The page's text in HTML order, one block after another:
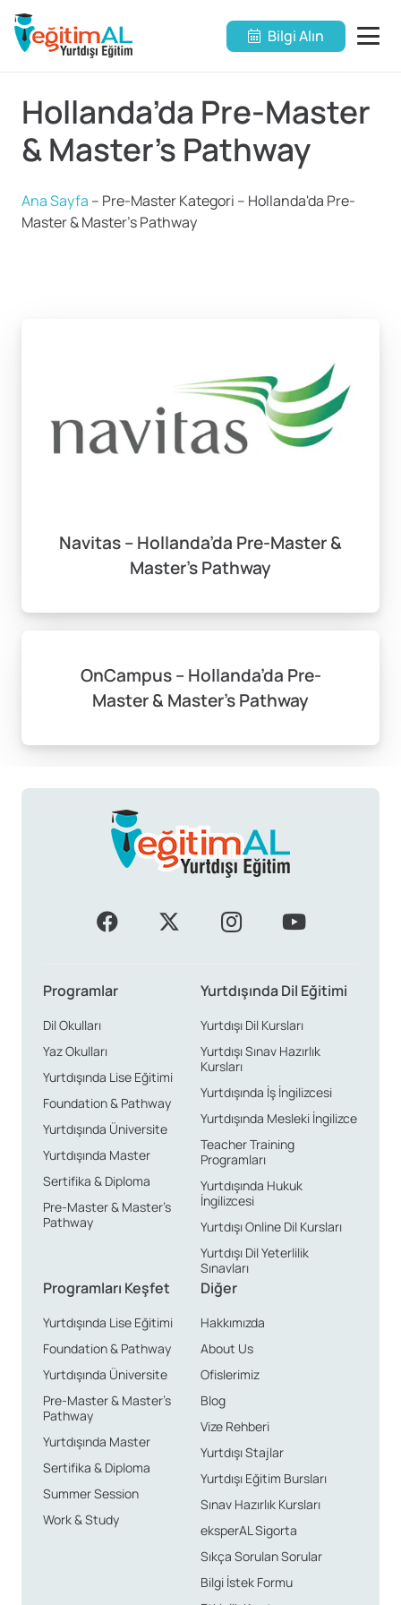
Bilgi Alın
Hollanda’da Pre-Master
& Master’s Pathway
Ana Sayfa – Pre-Master Kategori – Hollanda'da Pre-
Master & Master's Pathway
Navitas – Hollanda’da Pre-Master &
Master’s Pathway
OnCampus – Hollanda’da Pre-
Master & Master’s Pathway
Programlar
Dil Okulları
Yaz Okulları
Yurtdışında Lise Eğitimi
Foundation & Pathway
Yurtdışında Üniversite
Yurtdışında Master
Sertifika & Diploma
Pre-Master & Master’s
Pathway
Yurtdışında Dil Eğitimi
Yurtdışı Dil Kursları
Yurtdışı Sınav Hazırlık
Kursları
Yurtdışında İş İngilizcesi
Yurtdışında Mesleki İngilizce
Teacher Training
Programları
Yurtdışında Hukuk
İngilizcesi
Yurtdışı Online Dil Kursları
Yurtdışı Dil Yeterlilik
Sınavları
Programları Keşfet
Yurtdışında Lise Eğitimi
Foundation & Pathway
Yurtdışında Üniversite
Pre-Master & Master’s
Pathway
Yurtdışında Master
Sertifika & Diploma
Summer Session
Work & Study
Diğer
Hakkımızda
About Us
Ofislerimiz
Blog
Vize Rehberi
Yurtdışı Stajlar
Yurtdışı Eğitim Bursları
Sınav Hazırlık Kursları
eksperAL Sigorta
Sıkça Sorulan Sorular
Bilgi İstek Formu